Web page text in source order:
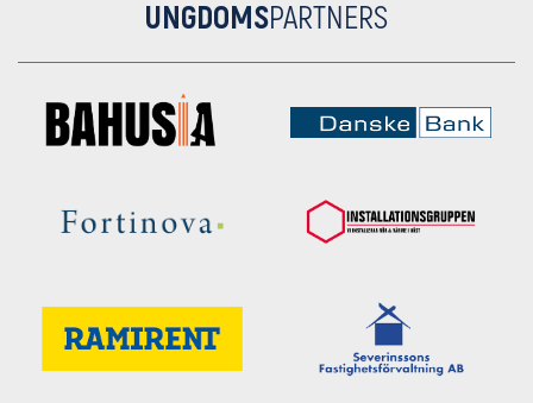
UNGDOMSPARTNERS